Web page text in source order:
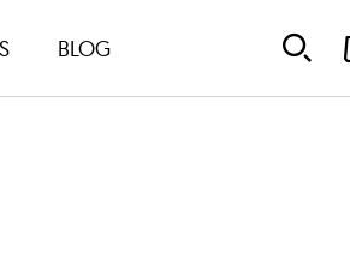
BLOG